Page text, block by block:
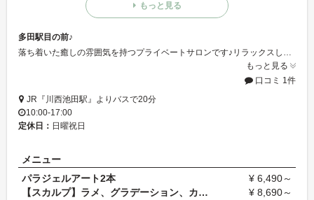
もっと見る
多田駅目の前♪
落ち着いた癒しの雰囲気を持つプライベートサロンです♪リラックスしながら本格的なネイルを体験して下さい☆
もっと見る
口コミ 1件
JR『川西池田駅』よりバスで20分
10:00-17:00
定休日： 日曜祝日
メニュー
パラジェルアート2本
¥ 6,490～
【スカルプ】ラメ、グラデーション、カラーフレンチ
¥ 8,690～